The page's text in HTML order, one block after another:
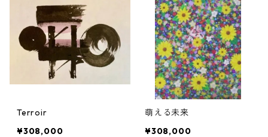
Terroir
¥308,000
萌える未来
¥308,000